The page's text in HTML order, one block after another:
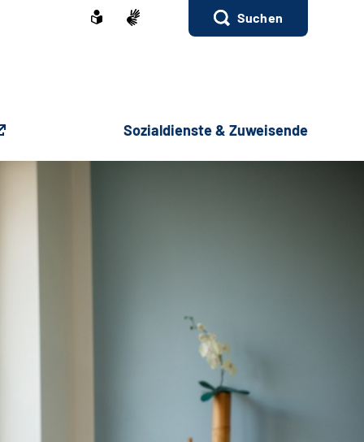
Suchen
Sozialdienste & Zuweisende